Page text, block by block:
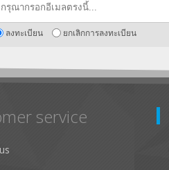
ลงทะเบียน ยกเลิกการลงทะเบียน
service